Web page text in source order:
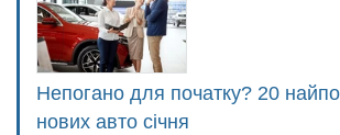
Непогано для початку? 20
нових авто січня